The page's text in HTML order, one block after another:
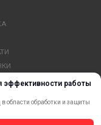
эффективности работы
в области обработки и защиты